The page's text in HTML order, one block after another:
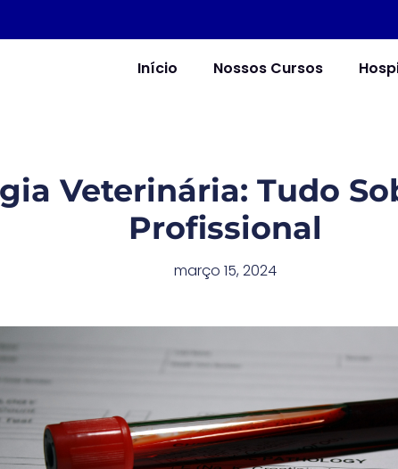
Início Nossos Cursos
Veterinária: Tudo
Profissional
março 15, 2024